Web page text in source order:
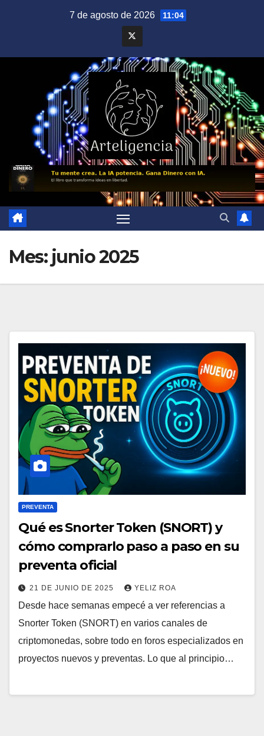
7 de agosto de 2026 11:04
Mes: junio 2025
PREVENTA
Qué es Snorter Token (SNORT) y
cómo comprarlo paso a paso en su
preventa oficial
21 DE JUNIO DE 2025 YELIZ ROA
Desde hace semanas empecé a ver referencias a
Snorter Token (SNORT) en varios canales de
criptomonedas, sobre todo en foros especializados en
proyectos nuevos y preventas. Lo que al principio…